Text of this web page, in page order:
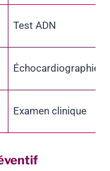
Test ADN
Échocardiographie
Examen clinique